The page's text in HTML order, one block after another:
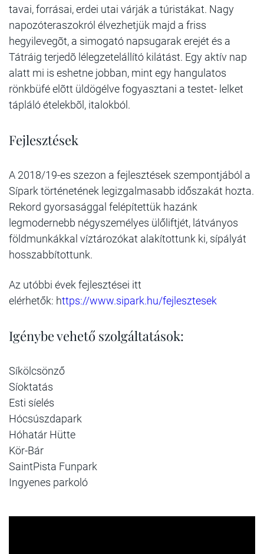
tavai, forrásai, erdei utai várják a túristákat. Nagy
napozóteraszokról élvezhetjük majd a friss
hegyilevegõt, a simogató napsugarak erejét és a
Tátráig terjedõ lélegzetelállító kilátást. Egy aktív nap
alatt mi is eshetne jobban, mint egy hangulatos
rönkbüfé elõtt üldögélve fogyasztani a testet- lelket
tápláló ételekbõl, italokból.
Fejlesztések
A 2018/19-es szezon a fejlesztések szempontjából a
Sípark történetének legizgalmasabb időszakát hozta.
Rekord gyorsasággal felépítettük hazánk
legmodernebb négyszemélyes ülőliftjét, látványos
földmunkákkal víztározókat alakítottunk ki, sípályát
hosszabbítottunk.
Az utóbbi évek fejlesztései itt
elérhetők: https://www.sipark.hu/fejlesztesek
Igénybe vehető szolgáltatások:
Síkölcsönző
Síoktatás
Esti síelés
Hócsúszdapark
Hóhatár Hütte
Kör-Bár
SaintPista Funpark
Ingyenes parkoló